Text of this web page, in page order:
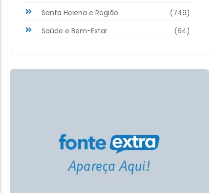
Santa Helena e Região
(749)
Saúde e Bem-Estar
(64)